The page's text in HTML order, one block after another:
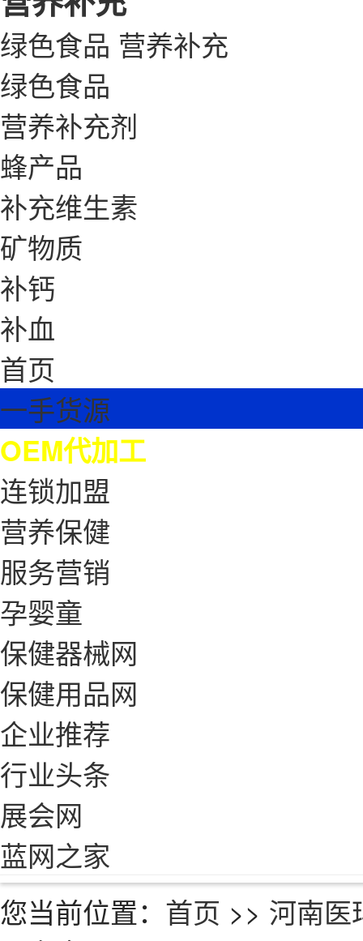
绿色食品 营养补充
绿色食品
营养补充剂
蜂产品
补充维生素
矿物质
补钙
补血
首页
一手货源
OEM代加工
连锁加盟
营养保健
服务营销
孕婴童
保健器械网
保健用品网
企业推荐
行业头条
展会网
蓝网之家
您当前位置： 首页 >> 河南医